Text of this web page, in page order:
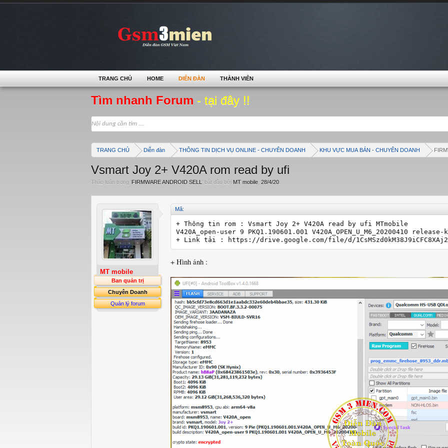
Tìm nhanh Forum - tại đây !!
TRANG CHỦ Diễn đàn THÔNG TIN DỊCH VỤ ONLINE - CHUYÊN DOANH KHU VỰC MUA BÁN - CHUYÊN DOANH
Vsmart Joy 2+ V420A rom read by ufi
Thảo luận trong 'FIRMWARE ANDROID SELL ' bắt đầu bởi MT mobile 28/4/20
MT mobile
Ban quản trị
Chuyên Doanh
Quản lý forum
Mã:
+ Thông tin rom : Vsmart Joy 2+ V420A read by ufi MTmobile
V420A_open-user 9 PKQ1.190601.001 V420A_OPEN_U_M6_20200410 release-
+ Hình ảnh :
TRANG CHỦ HOME DIỄN ĐÀN THÀNH VIÊN